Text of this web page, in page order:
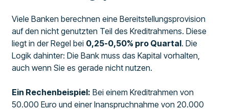
Viele Banken berechnen eine Bereitstellungsprovision
auf den nicht genutzten Teil des Kreditrahmens. Diese
liegt in der Regel bei 0,25-0,50% pro Quartal. Die
Logik dahinter: Die Bank muss das Kapital vorhalten,
auch wenn Sie es gerade nicht nutzen.
Ein Rechenbeispiel: Bei einem Kreditrahmen von
50.000 Euro und einer Inanspruchnahme von 20.000